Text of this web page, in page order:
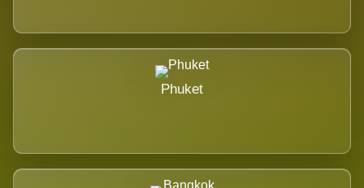
Phuket